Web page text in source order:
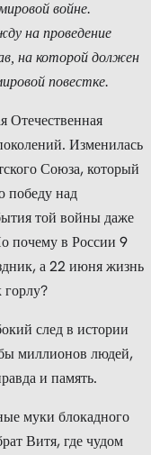
войне.
на проведение
на которой должен
повестке.
Отечественная
Изменилась
Союза, который
победу над
той войны даже
почему в России 9
а 22 июня жизнь
горлу?
след в истории
миллионов людей,
и память.
муки блокадного
Витя, где чудом